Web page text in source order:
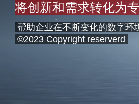
将创新和需求转化为
帮助企业在不断变化的数字环
©2023 Copyright reserverd